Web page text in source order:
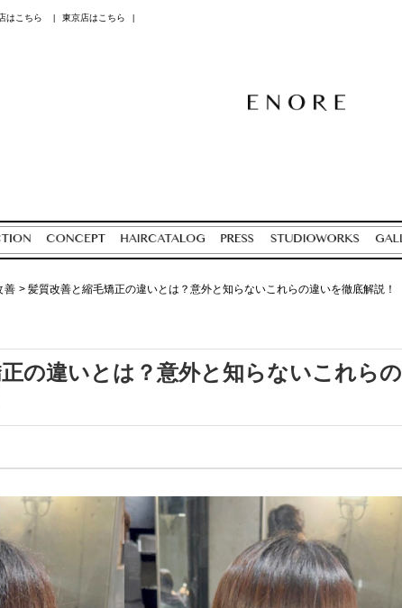
はこちら 東京店はこちら
善 >髪質改善と縮毛矯正の違いとは？意外と知らないこれらの違いを徹底解説！
の違いとは？意外と知らないこれらの